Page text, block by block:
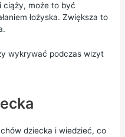
ciąży, może to być
łożyska. Zwiększa to
wykrywać podczas wizyt
dziecka i wiedzieć, co